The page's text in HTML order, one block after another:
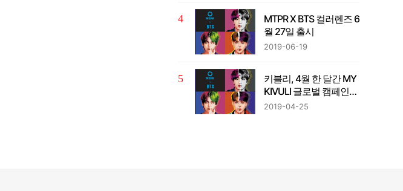
MTPR X BTS 컬러렌즈 6
월 27일 출시
2019-06-19
키블리, 4월 한 달간 MY
KIVULI 글로벌 캠페인
진행
2019-04-25